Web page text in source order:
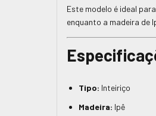
Este modelo é ideal
enquanto a madeira de
Tipo: Inteiriço
Madeira: Ipê